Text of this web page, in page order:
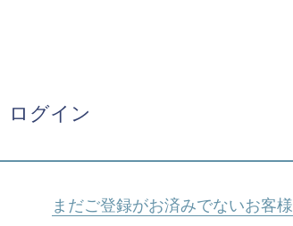
七五三・発表会・記念撮影
ログイン
まだご登録がお済みでないお客様